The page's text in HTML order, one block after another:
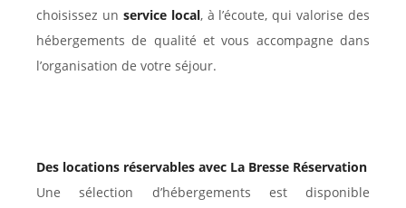
choisissez un service local, à l’écoute, qui valorise des
hébergements de qualité et vous accompagne dans
l’organisation de votre séjour.
Des locations réservables avec La Bresse Réservation
Une sélection d’hébergements est disponible